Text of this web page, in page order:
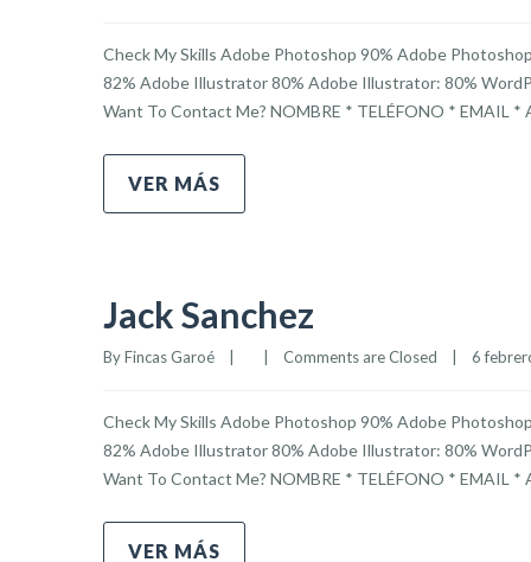
Check My Skills Adobe Photoshop 90% Adobe
82% Adobe Illustrator 80% Adobe Illustrator: 80%
Want To Contact Me? NOMBRE * TELÉFONO * EMAIL *
VER MÁS
Jack Sanchez
By Fincas Garoé Comments are Closed 6
Check My Skills Adobe Photoshop 90% Adobe
82% Adobe Illustrator 80% Adobe Illustrator: 80%
Want To Contact Me? NOMBRE * TELÉFONO * EMAIL *
VER MÁS